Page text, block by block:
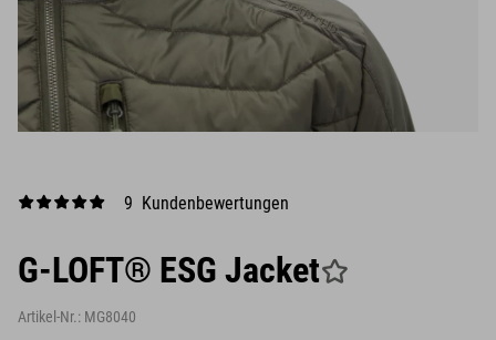
9 Kundenbewertungen
G-LOFT® ESG Jacket
Artikel-Nr.: MG8040